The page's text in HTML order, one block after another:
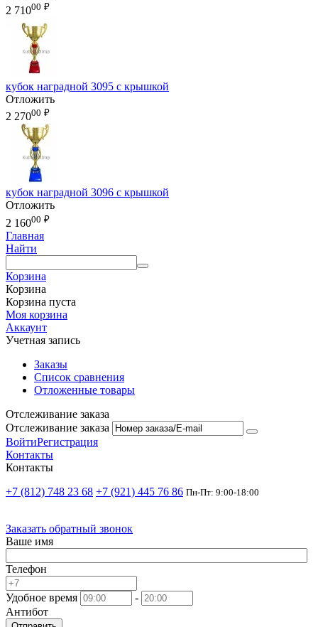
2 71000 ₽
кубок наградной 3095 с крышкой
Отложить
2 27000 ₽
кубок наградной 3096 с крышкой
Отложить
2 16000 ₽
Главная
Найти
Корзина
Корзина
Корзина пуста
Моя корзина
Аккаунт
Учетная запись
Заказы
Список сравнения
Отложенные товары
Отслеживание заказа
Отслеживание заказа
ВойтиРегистрация
Контакты
Контакты
+7 (812) 748 23 68 +7 (921) 445 76 86 Пн-Пт: 9:00-18:00
Заказать обратный звонок
Ваше имя
Телефон
Удобное время
-
Антибот